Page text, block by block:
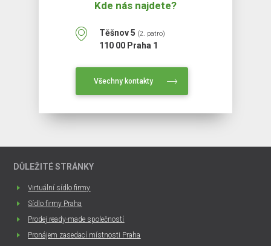
Kde nás najdete?
Těšnov 5 (2. patro)
110 00 Praha 1
Všechny kontakty
DŮLEŽITÉ STRÁNKY
Virtuální sídlo firmy
Sídlo firmy Praha
Prodej ready-made společností
Pronájem zasedací místnosti Praha